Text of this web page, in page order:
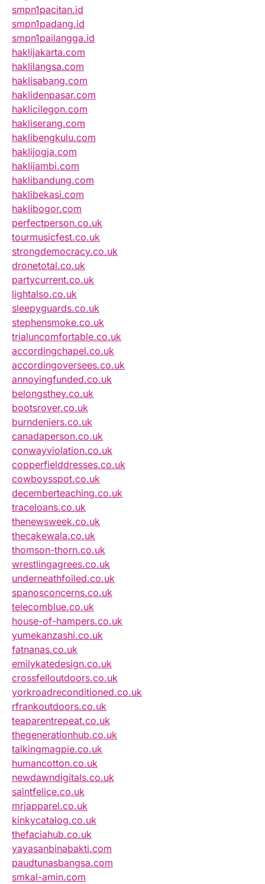
smpn1pacitan.id
smpn1padang.id
smpn1pailangga.id
haklijakarta.com
haklilangsa.com
haklisabang.com
haklidenpasar.com
haklicilegon.com
hakliserang.com
haklibengkulu.com
haklijogja.com
haklijambi.com
haklibandung.com
haklibekasi.com
haklibogor.com
perfectperson.co.uk
tourmusicfest.co.uk
strongdemocracy.co.uk
dronetotal.co.uk
partycurrent.co.uk
lightalso.co.uk
sleepyguards.co.uk
stephensmoke.co.uk
trialuncomfortable.co.uk
accordingchapel.co.uk
accordingoversees.co.uk
annoyingfunded.co.uk
belongsthey.co.uk
bootsrover.co.uk
burndeniers.co.uk
canadaperson.co.uk
conwayviolation.co.uk
copperfielddresses.co.uk
cowboysspot.co.uk
decemberteaching.co.uk
traceloans.co.uk
thenewsweek.co.uk
thecakewala.co.uk
thomson-thorn.co.uk
wrestlingagrees.co.uk
underneathfoiled.co.uk
spanosconcerns.co.uk
telecomblue.co.uk
house-of-hampers.co.uk
yumekanzashi.co.uk
fatnanas.co.uk
emilykatedesign.co.uk
crossfelloutdoors.co.uk
yorkroadreconditioned.co.uk
rfrankoutdoors.co.uk
teaparentrepeat.co.uk
thegenerationhub.co.uk
talkingmagpie.co.uk
humancotton.co.uk
newdawndigitals.co.uk
saintfelice.co.uk
mrjapparel.co.uk
kinkycatalog.co.uk
thefaciahub.co.uk
yayasanbinabakti.com
paudtunasbangsa.com
smkal-amin.com